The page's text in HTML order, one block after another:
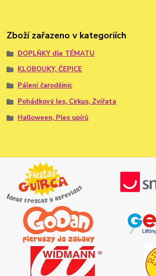
Zboží zařazeno v kategoriích
DOPLŇKY dle TÉMATU
KLOBOUKY, ČEPICE
Pálení čarodějnic
Pohádkový les, Cirkus, Zvířata
Halloween, Ples upírů